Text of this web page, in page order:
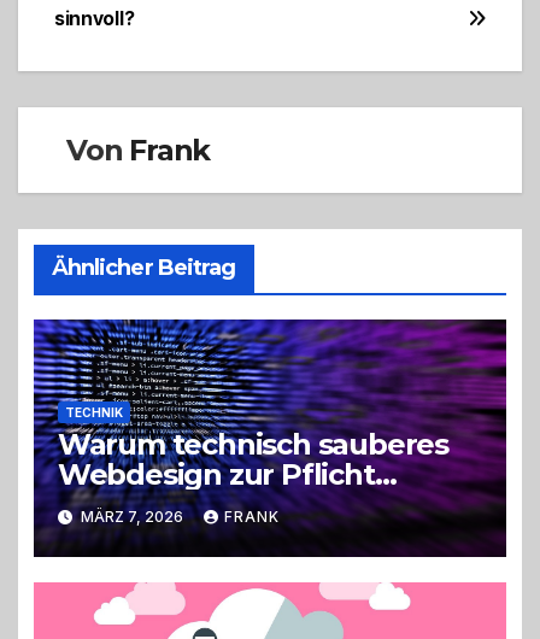
sinnvoll?
Von Frank
Ähnlicher Beitrag
TECHNIK
Warum technisch sauberes
Webdesign zur Pflicht
geworden ist
MÄRZ 7, 2026 FRANK